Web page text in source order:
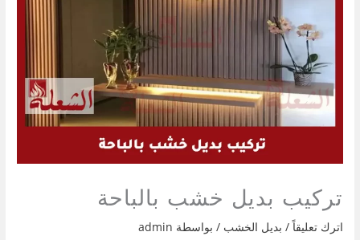
تركيب بديل خشب بالباحة
اترك تعليقاً / بديل الخشب / بواسطة admin